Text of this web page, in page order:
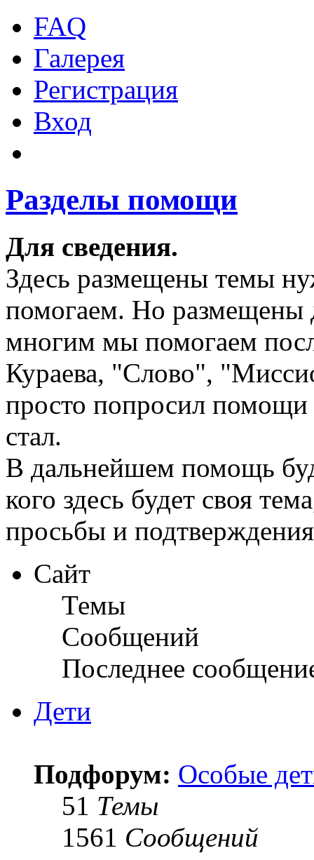
FAQ
Галерея
Регистрация
Вход
Разделы помощи
Для сведения.
Здесь размещены темы
помогаем. Но размещены
многим мы помогаем
Кураева, "Слово",
просто попросил помощи
стал.
В дальнейшем помощь
кого здесь будет своя
просьбы и
Сайт
Темы
Сообщений
Последнее
Дети
Подфорум: Особые
51 Темы
1561 Сообщений